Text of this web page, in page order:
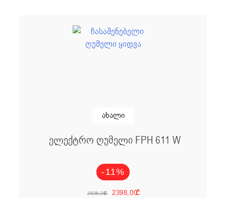
ახალი
ელექტრო ღუმელი FPH 611 W
-11%
2698,00
₾ Original price
2398,00
₾Current